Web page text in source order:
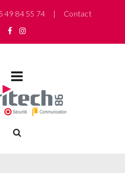
49 84 55 74 | Contact